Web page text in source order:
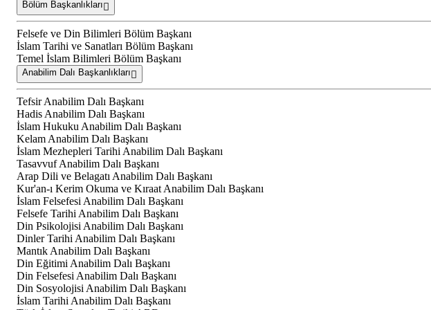
Bölüm Başkanlıkları
Felsefe ve Din Bilimleri Bölüm Başkanı
İslam Tarihi ve Sanatları Bölüm Başkanı
Temel İslam Bilimleri Bölüm Başkanı
Anabilim Dalı Başkanlıkları
Tefsir Anabilim Dalı Başkanı
Hadis Anabilim Dalı Başkanı
İslam Hukuku Anabilim Dalı Başkanı
Kelam Anabilim Dalı Başkanı
İslam Mezhepleri Tarihi Anabilim Dalı Başkanı
Tasavvuf Anabilim Dalı Başkanı
Arap Dili ve Belagatı Anabilim Dalı Başkanı
Kur'an-ı Kerim Okuma ve Kıraat Anabilim Dalı Başkanı
İslam Felsefesi Anabilim Dalı Başkanı
Felsefe Tarihi Anabilim Dalı Başkanı
Din Psikolojisi Anabilim Dalı Başkanı
Dinler Tarihi Anabilim Dalı Başkanı
Mantık Anabilim Dalı Başkanı
Din Eğitimi Anabilim Dalı Başkanı
Din Felsefesi Anabilim Dalı Başkanı
Din Sosyolojisi Anabilim Dalı Başkanı
İslam Tarihi Anabilim Dalı Başkanı